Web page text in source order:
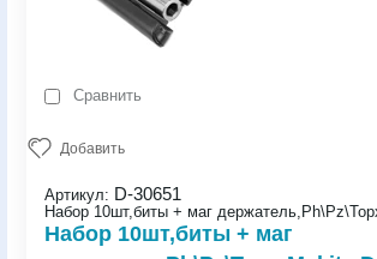
Сравнить
Добавить
Артикул: D-30651
Набор 10шт,биты + маг
Набор 10шт,биты + маг